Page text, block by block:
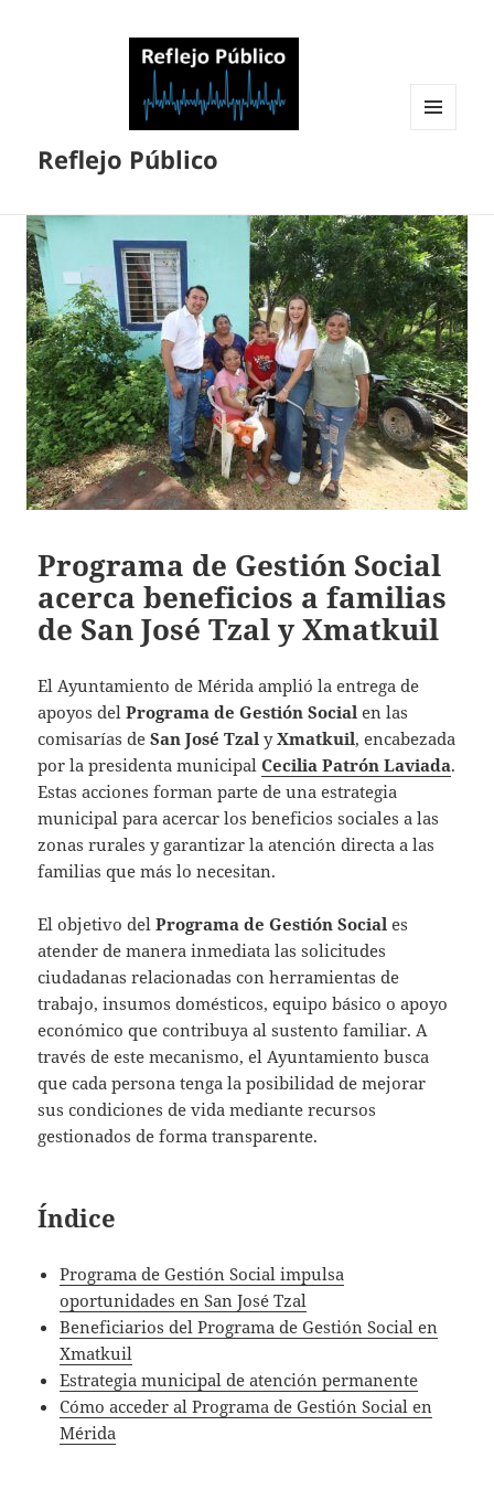
Reflejo Público
Programa de Gestión Social
acerca beneficios a familias
de San José Tzal y Xmatkuil
El Ayuntamiento de Mérida amplió la entrega de
apoyos delPrograma de Gestión Social en las
comisarías deSan José Tzal yXmatkuil, encabezada
por la presidenta municipalCecilia Patrón Laviada.
Estas acciones forman parte de una estrategia
municipal para acercar los beneficios sociales a las
zonas rurales y garantizar la atención directa a las
familias que más lo necesitan.
El objetivo delPrograma de Gestión Social es
atender de manera inmediata las solicitudes
ciudadanas relacionadas con herramientas de
trabajo, insumos domésticos, equipo básico o apoyo
económico que contribuya al sustento familiar. A
través de este mecanismo, el Ayuntamiento busca
que cada persona tenga la posibilidad de mejorar
sus condiciones de vida mediante recursos
gestionados de forma transparente.
Índice
Programa de Gestión Social impulsa
oportunidades en San José Tzal
Beneficiarios del Programa de Gestión Social en
Xmatkuil
Estrategia municipal de atención permanente
Cómo acceder al Programa de Gestión Social en
Mérida